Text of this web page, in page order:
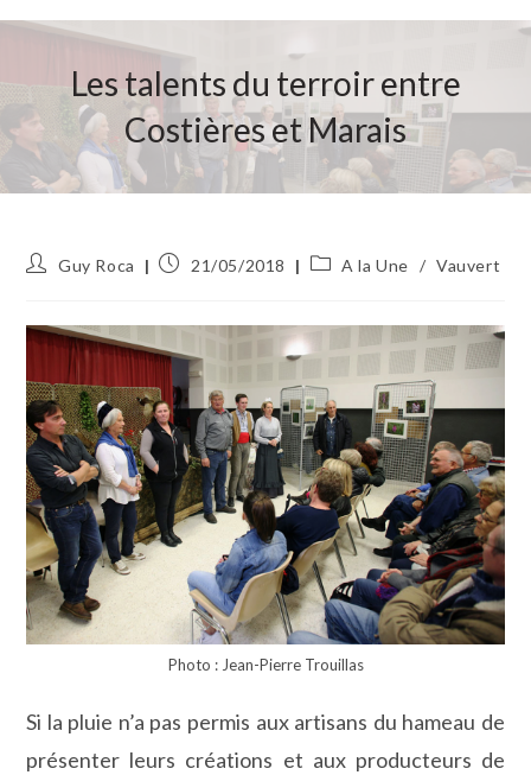
Les talents du terroir entre
Costières et Marais
Auteur/autrice
publication :
Guy Roca
Publication
21/05/2018
PostA la Une / Vauvert
Photo : Jean-Pierre Trouillas
Si la pluie n’a pas permis aux artisans du hameau de
présenter leurs créations et aux producteurs de